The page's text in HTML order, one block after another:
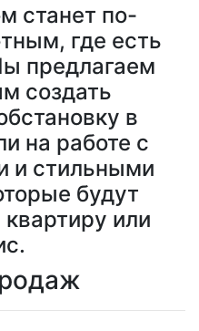
станет по-
где есть
предлагаем
создать
в
на работе с
и стильными
будут
или